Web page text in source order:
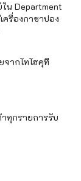
น Department
ครื่องกาชาปอง
จากโทโฮคุที่
ทุกรายการรับ